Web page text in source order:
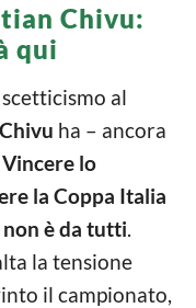
Chivu:
qui
al
ha – ancora
Vincere lo
la Coppa Italia
non è da tutti.
la tensione
il campionato,